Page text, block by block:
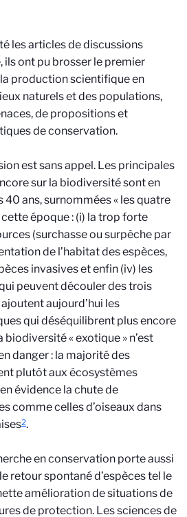
les articles de discussions
ils ont pu brosser le premier
production scientifique en
naturels et des populations,
de propositions et
de conservation.
est sans appel. Les principales
sur la biodiversité sont en
40 ans, surnommées « les quatre
époque : (i) la trop forte
(surchasse ou surpêche par
de l’habitat des espèces,
invasives et enfin (iv) les
peuvent découler des trois
aujourd’hui les
qui déséquilibrent plus encore
biodiversité « exotique » n’est
danger : la majorité des
plutôt aux écosystèmes
évidence la chute de
comme celles d’oiseaux dans
2.
en conservation porte aussi
retour spontané d’espèces tel le
amélioration de situations de
de protection. Les sciences de